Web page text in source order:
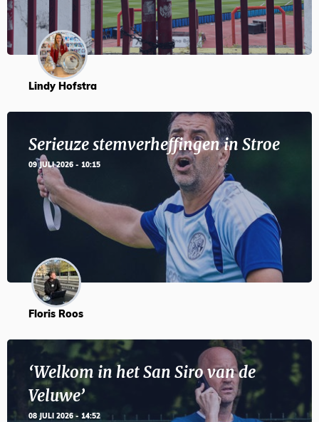
Lindy Hofstra
Serieuze stemverheffingen in Stroe
09 JULI 2026 - 10:15
Floris Roos
‘Welkom in het San Siro van de
Veluwe’
08 JULI 2026 - 14:52